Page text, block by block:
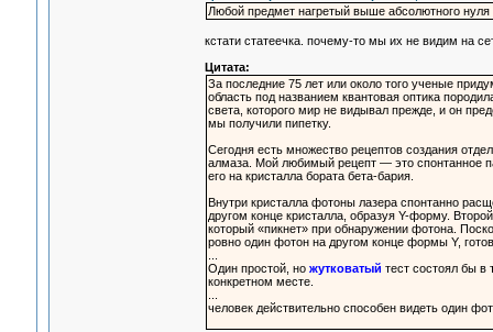
Любой предмет нагретый выше абсолютного
кстати статеечка. почему-то мы их не видим на
Цитата:
За последние 75 лет или около того ученые
область под названием квантовая оптика
света, которого мир не видывал прежде, и он
мы получили пипетку.
Сегодня есть множество рецептов создания
алмаза. Мой любимый рецепт — это спонтанное
его на кристалла бората бета-бария.
Внутри кристалла фотоны лазера спонтанно
другом конце кристалла, образуя Y-форму.
который «пикнет» при обнаружении фотона.
ровно один фотон на другом конце формы Y,
Один простой, но жутковатый тест состоял бы
конкретном месте.
человек действительно способен видеть один